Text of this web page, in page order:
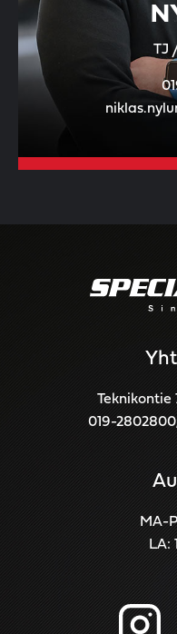
TJ
Teknikontie
019-2802800
MA-
LA: